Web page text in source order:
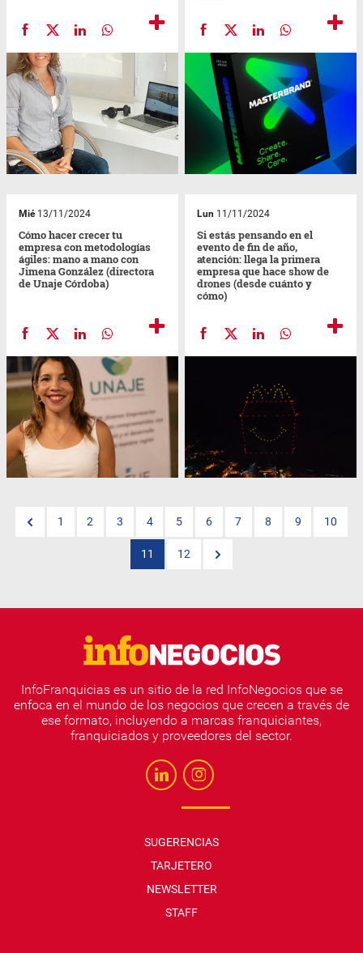
Mié13/11/2024
Cómo hacer crecer tu
empresa con metodologías
ágiles: mano a mano con
Jimena González (directora
de Unaje Córdoba)
Lun 11/11/2024
Si estás pensando en el
evento de fin de año,
atención: llega la primera
empresa que hace show de
drones (desde cuánto y
cómo)
1 2 3 4 5 6 7 8 9 10
11 12
InfoFranquicias es un sitio de la red InfoNegocios que se
enfoca en el mundo de los negocios que crecen a través de
ese formato, incluyendo a marcas franquiciantes,
franquiciados y proveedores del sector.
SUGERENCIAS
TARJETERO
NEWSLETTER
STAFF